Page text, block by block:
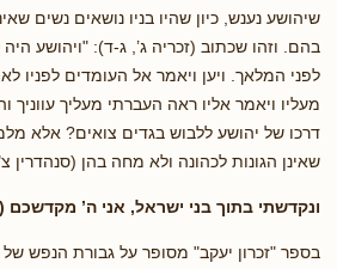
שיהושע נענש, כיון שהיו בניו נושאים נשים
בהם. וזהו שכתוב (זכריה ג’, ג-ד): "ויהושע
לפני המלאך. ויען ויאמר אל העומדים לפניו
מעליו ויאמר אליו ראה העברתי מעליך עווניך
דרכו של יהושע ללבוש בגדים צואים? אלא
שאינן הגונות לכהונה ולא מחה בהן (סנהדרין
ונקדשתי בתוך בני ישראל, אני ה’
בספר "זכרון יעקב" מסופר על גבורת הנפש של